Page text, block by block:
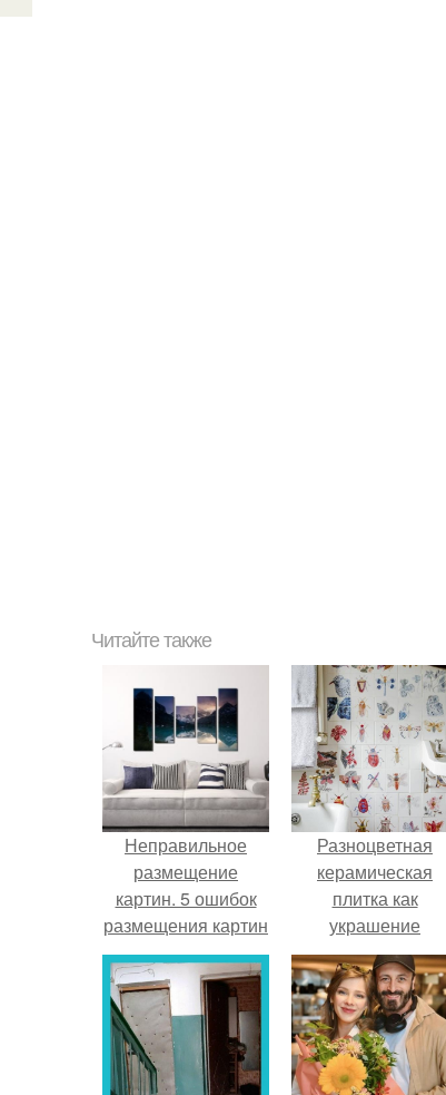
Читайте также
Неправильное
размещение
картин. 5 ошибок
размещения картин
на стенах
Разноцветная
керамическая
плитка как
украшение
интерьера.